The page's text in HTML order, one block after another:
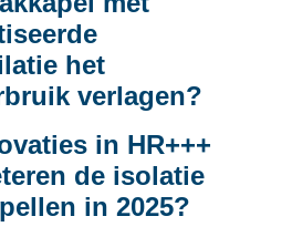
het
verlagen?
in HR+++
de isolatie
in 2025?